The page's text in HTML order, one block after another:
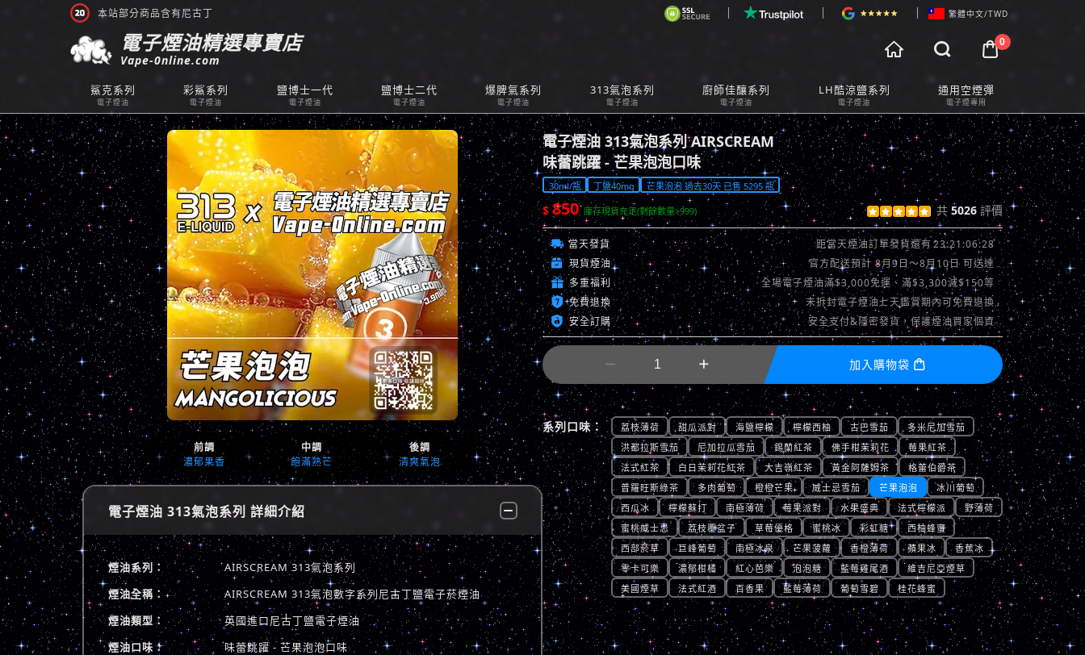
本站部分商品含有尼古丁 繁體中文/TWD
電子煙油精選專賣店
Vape-0nline.com
  0
購物車預覽
Cart Preview
鯊克系列
電子煙油
彩鯊系列
電子煙油
鹽博士一代
電子煙油
鹽博士二代
電子煙油
爆脾氣系列
電子煙油
313氣泡系列
電子煙油
廚師佳釀系列
電子煙油
LH酷涼鹽系列
電子煙油
通用空煙彈
電子煙專用
前調 中調
後調
濃郁果香
飽滿熟芒 清爽氣泡
電子煙油 313氣泡系列 詳細介紹
煙油系列：
AIRSCREAM 313氣泡系列
煙油全稱：
AIRSCREAM 313氣泡數字系列尼古丁鹽電子菸煙油
煙油類型：
英國進口尼古丁鹽電子煙油
煙油口味：
味蕾跳躍 - 芒果泡泡口味
電子煙油 313氣泡系列 AIRSCREAM
味蕾跳躍 - 芒果泡泡口味
30ml/瓶 丁鹽40mg 芒果泡泡 過去30天 已售 5295 瓶
$850 庫存現貨充足(剩餘數量>999)      共 5026 評價
查看評價 >>
 當天發貨 距當天煙油訂單發貨還有23:21:04:19
 現貨煙油 官方配送預計 8月9日～8月10日 可送達
 多重福利 全場電子煙油滿$3,000免運、滿$3,300減$150等
 免費退換 未拆封電子煙油七天鑑賞期內可免費退換
 安全訂購 安全支付&隱密發貨，保護煙油買家個資
  加入購物袋 
系列口味： 荔枝薄荷 甜瓜派對 海鹽檸檬 檸檬西柚 古巴雪茄
多米尼加雪茄
洪都拉斯雪茄
尼加拉瓜雪茄 錫蘭紅茶 佛手柑茉莉花
莓果紅茶
法式紅茶
白日茉莉花紅茶 大吉嶺紅茶 黃金阿薩姆茶
格蕾伯爵茶
普羅旺斯綠茶
多肉葡萄 橙橙芒果 威士忌雪茄 芒果泡泡
冰川葡萄
西瓜冰
檸檬蘇打 南極薄荷 莓果派對 水果盛典 法式檸檬派
野薄荷
蜜桃威士忌
荔枝覆盆子 草莓優格 蜜桃冰 彩虹糖
西柚蜂蜜
西部菸草
巨峰葡萄 南極冰泉 芒果菠蘿 香橙薄荷 蘋果冰
香蕉冰
零卡可樂
濃郁柑橘 紅心芭樂 泡泡糖 藍莓雞尾酒
維吉尼亞煙草
美國煙草
法式紅酒 百香果 藍莓薄荷 葡萄雪碧 桂花蜂蜜